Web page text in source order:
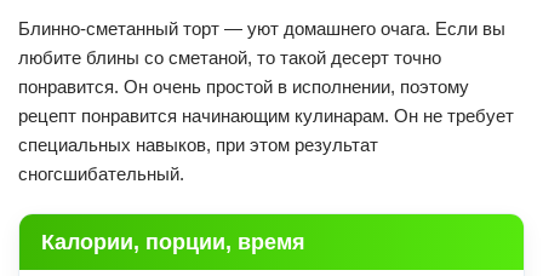
Блинно-сметанный торт — уют домашнего очага. Если вы
любите блины со сметаной, то такой десерт точно
понравится. Он очень простой в исполнении, поэтому
рецепт понравится начинающим кулинарам. Он не требует
специальных навыков, при этом результат
сногсшибательный.
Калории, порции, время